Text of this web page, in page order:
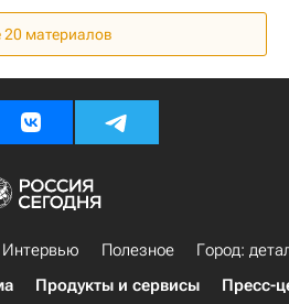
материалов
Интервью Полезное
Город:
Продукты и сервисы Пресс-